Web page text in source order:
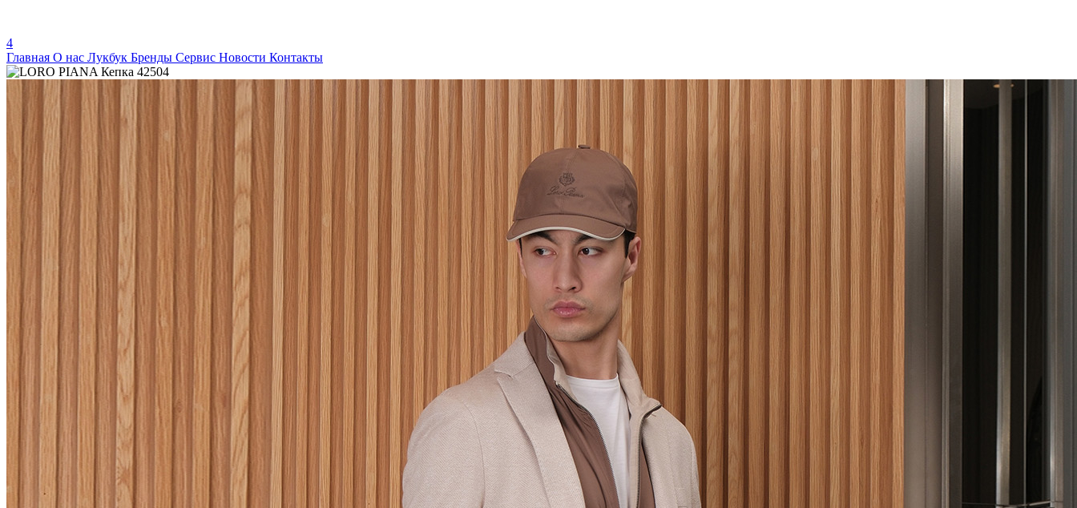
4
Главная О нас Лукбук Бренды Сервис Новости Контакты